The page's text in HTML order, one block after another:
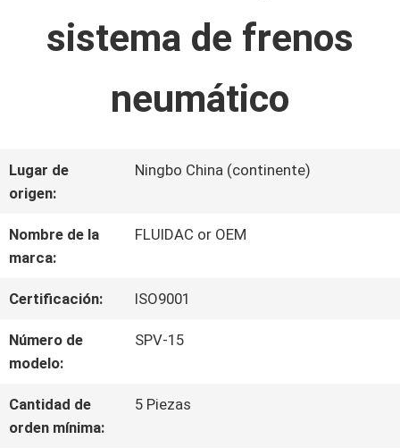
CONTROL
ÉNTRENOS
CONTACTO
CON
NOTICIAS
PIDA
sistema de frenos
neumático
Lugar de
origen:
Ningbo China (continente)
Nombre de la
marca:
FLUIDAC or OEM
Certificación: ISO9001
Número de
modelo:
SPV-15
Cantidad de
orden mínima:
5 Piezas